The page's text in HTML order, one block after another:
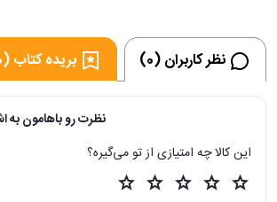
نظر کاربران (0) بریده کتاب (0)
نظرت رو باهامون به
این کالا چه امتیازی از تو می‌گیره؟